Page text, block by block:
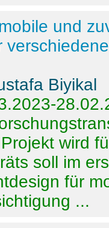
und
Biyikal
wird
soll im
für
...